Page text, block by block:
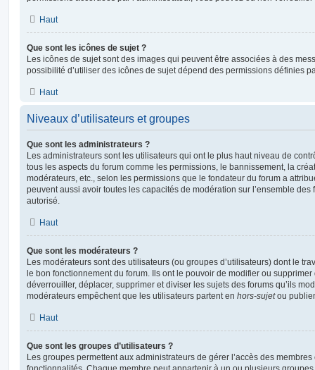
Haut
Que sont les icônes de sujet ?
Les icônes de sujet sont des images qui peuvent être associées à des
possibilité d’utiliser des icônes de sujet dépend des permissions définies
Haut
Niveaux d’utilisateurs et groupes
Que sont les administrateurs ?
Les administrateurs sont les utilisateurs qui ont le plus haut niveau de
tous les aspects du forum comme les permissions, le bannissement, la
modérateurs, etc., selon les permissions que le fondateur du forum a
peuvent aussi avoir toutes les capacités de modération sur l’ensemble
autorisé.
Haut
Que sont les modérateurs ?
Les modérateurs sont des utilisateurs (ou groupes d’utilisateurs) dont le
le bon fonctionnement du forum. Ils ont le pouvoir de modifier ou
déverrouiller, déplacer, supprimer et diviser les sujets des forums qu’ils
modérateurs empêchent que les utilisateurs partent en hors-sujetou
Haut
Que sont les groupes d’utilisateurs ?
Les groupes permettent aux administrateurs de gérer l’accès des